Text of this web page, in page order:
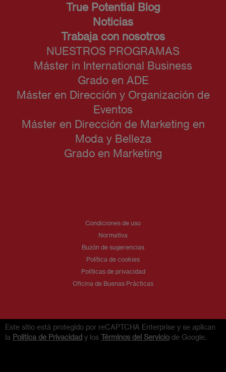
True Potential Blog
Noticias
Trabaja con nosotros
NUESTROS PROGRAMAS
Máster in International Business
Grado en ADE
Máster en Dirección y Organización de
Eventos
Máster en Dirección de Marketing en
Moda y Belleza
Grado en Marketing
Condiciones de uso
Normativa
Buzón de sugerencias
Política de cookies
Políticas de privacidad
Oficina de Buenas Prácticas
Este sitio está protegido por reCAPTCHA Enterprise y se aplican
la Política de Privacidad y los Términos del Serviciode Google.